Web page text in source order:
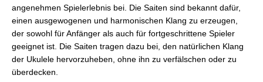
angenehmen Spielerlebnis bei. Die Saiten sind bekannt dafür,
einen ausgewogenen und harmonischen Klang zu erzeugen,
der sowohl für Anfänger als auch für fortgeschrittene Spieler
geeignet ist. Die Saiten tragen dazu bei, den natürlichen Klang
der Ukulele hervorzuheben, ohne ihn zu verfälschen oder zu
überdecken.